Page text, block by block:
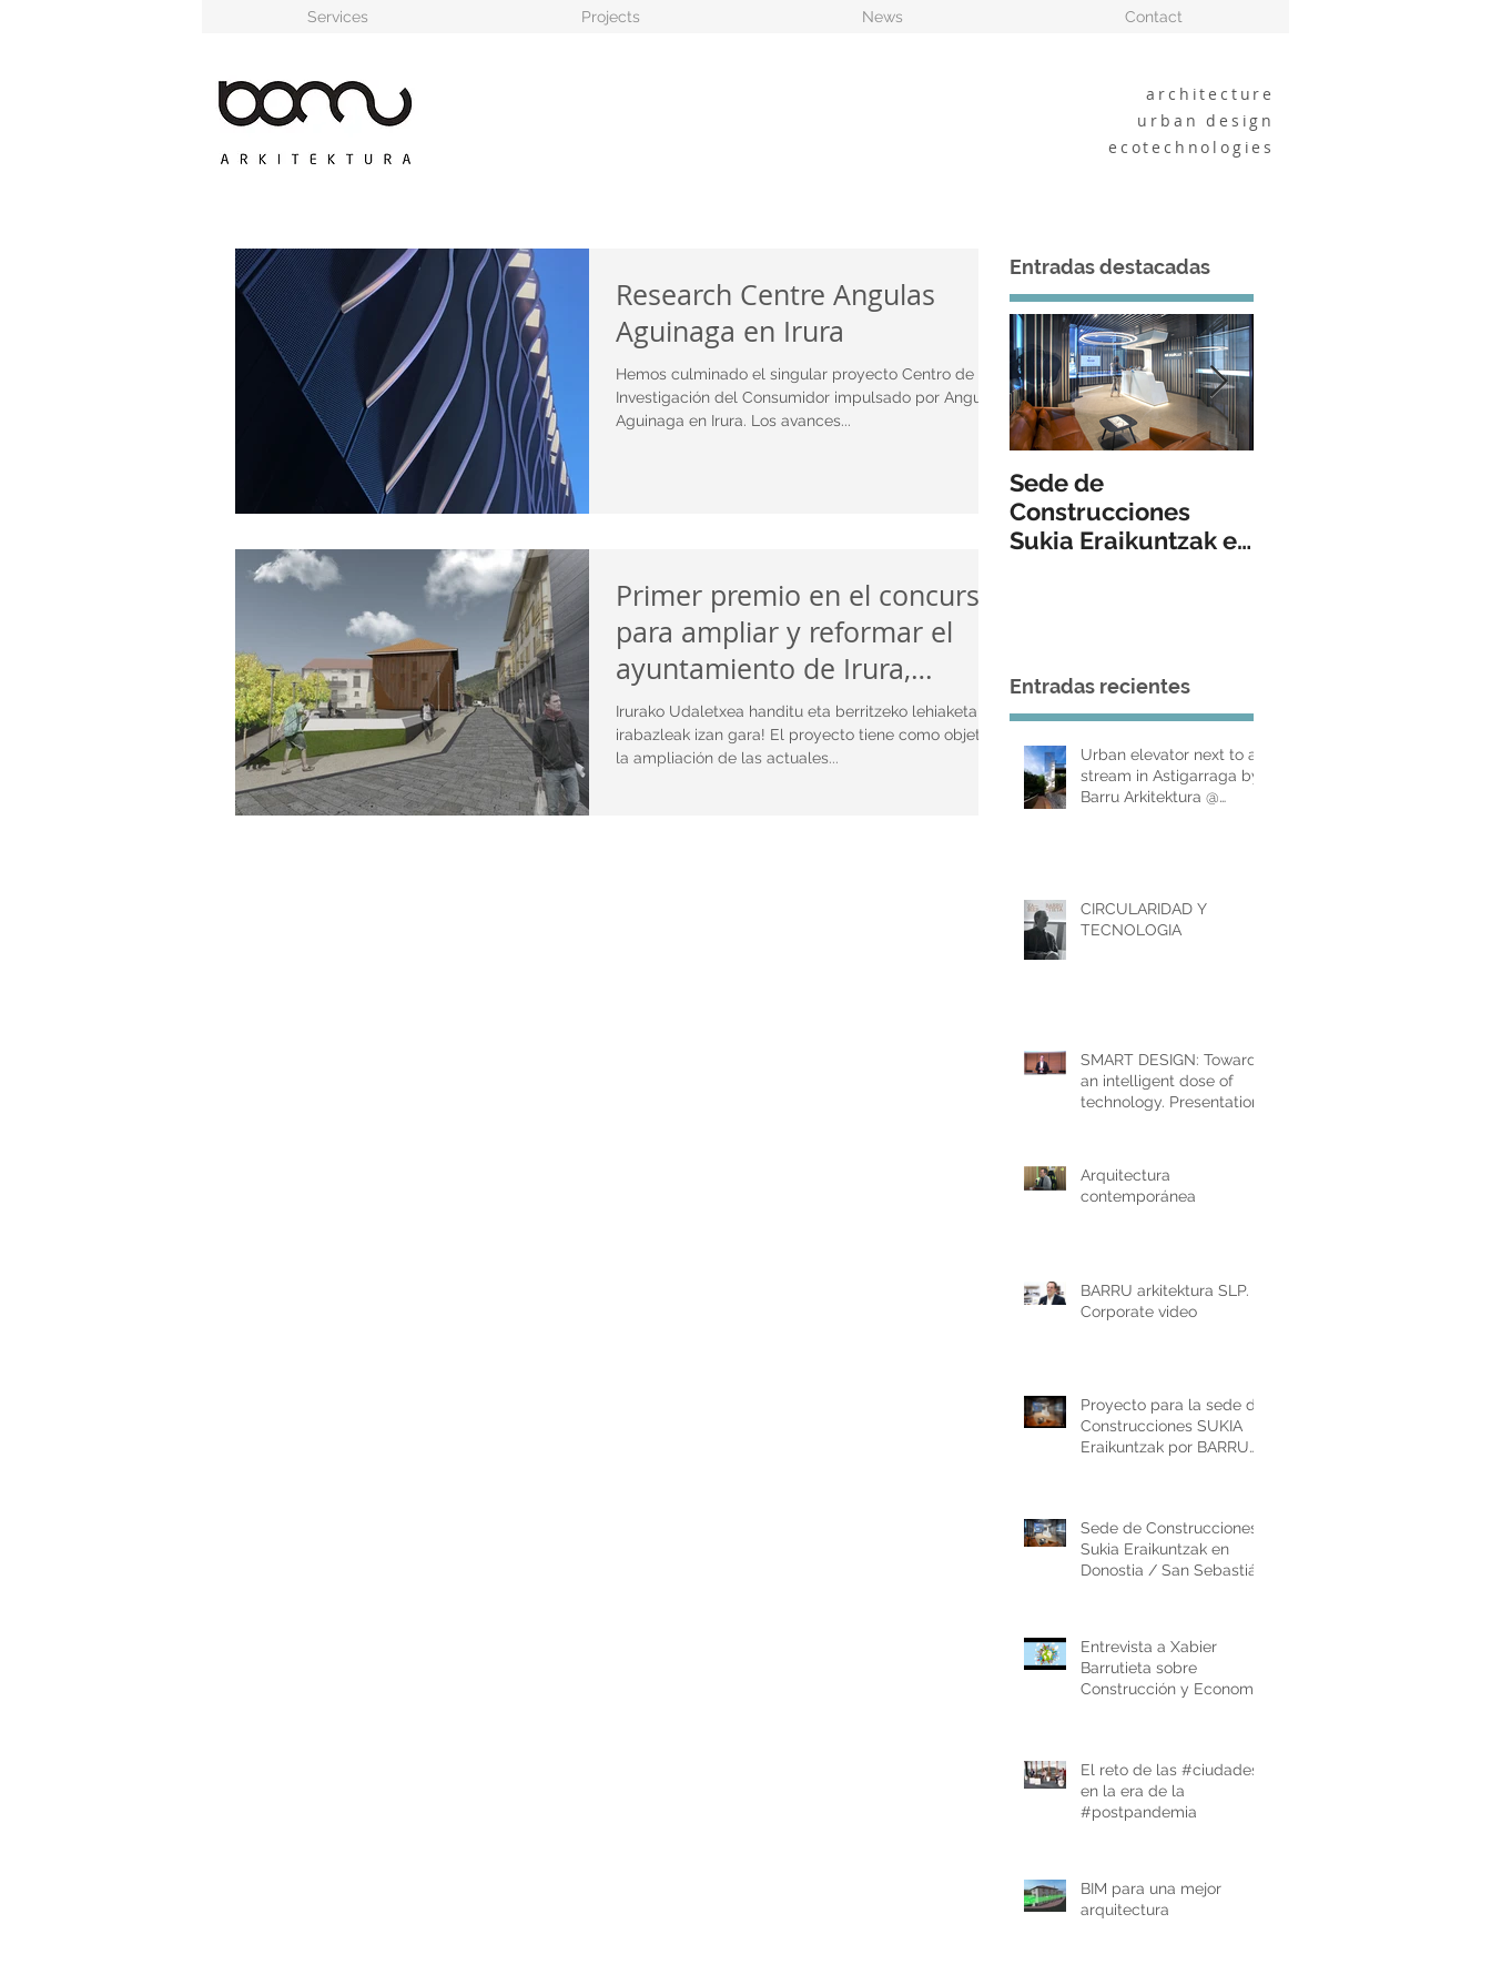
Services Projects News Contact
architecture
urban design
ecotechnologies
Research Centre Angulas
Aguinaga en Irura
Hemos culminado el singular proyecto Centro de
Investigación del Consumidor impulsado por Angulas
Aguinaga en Irura. Los avances...
Primer premio en el concurso
para ampliar y reformar el
ayuntamiento de Irura,
Gipuzkoa
Irurako Udaletxea handitu eta berritzeko lehiaketaren
irabazleak izan gara! El proyecto tiene como objetivo
la ampliación de las actuales...
Entradas destacadas
Sede de
Construcciones
Sukia Eraikuntzak en
Entradas recientes
Urban elevator next to a
stream in Astigarraga by
Barru Arkitektura @
CIRCULARIDAD Y
TECNOLOGIA
SMART DESIGN: Towards
an intelligent dose of
technology. Presentation
Arquitectura
contemporánea
BARRU arkitektura SLP.
Corporate video
Proyecto para la sede de
Construcciones SUKIA
Eraikuntzak por BARRU
Sede de Construcciones
Sukia Eraikuntzak en
Donostia / San Sebastián
Entrevista a Xabier
Barrutieta sobre
Construcción y Economía
El reto de las #ciudades
en la era de la
#postpandemia
BIM para una mejor
arquitectura